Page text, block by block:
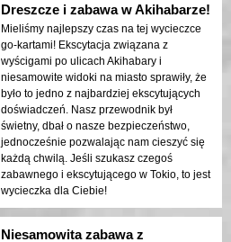
Dreszcze i zabawa w Akihabarze!
Mieliśmy najlepszy czas na tej wycieczce
go-kartami! Ekscytacja związana z
wyścigami po ulicach Akihabary i
niesamowite widoki na miasto sprawiły, że
było to jedno z najbardziej ekscytujących
doświadczeń. Nasz przewodnik był
świetny, dbał o nasze bezpieczeństwo,
jednocześnie pozwalając nam cieszyć się
każdą chwilą. Jeśli szukasz czegoś
zabawnego i ekscytującego w Tokio, to jest
wycieczka dla Ciebie!
Niesamowita zabawa z